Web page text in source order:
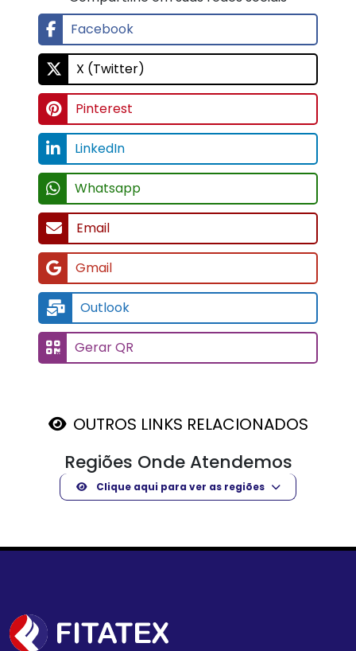
Facebook
X (Twitter)
Pinterest
LinkedIn
Whatsapp
Email
Gmail
Outlook
Gerar QR
OUTROS LINKS RELACIONADOS
Regiões Onde Atendemos
Clique aqui para ver as regiões